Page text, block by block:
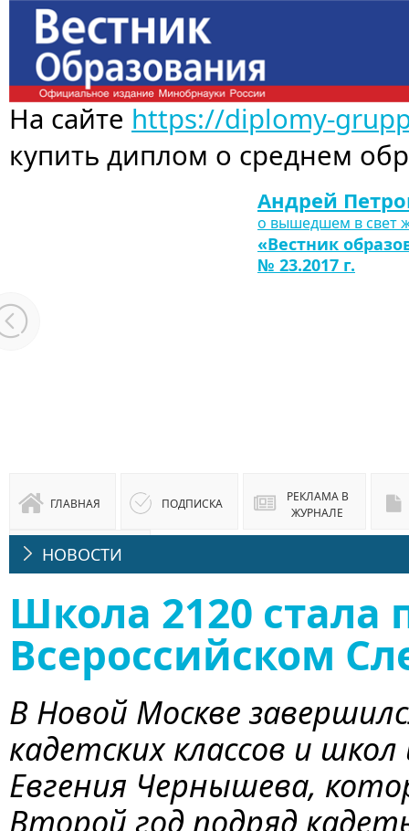
На сайте https://diplomy-
купить диплом о среднем
Андрей
о вышедшем в свет
«Вестник
№ 23.2017 г.
ГЛАВНАЯ ПОДПИСКА
РЕКЛАМА В
ЖУРНАЛЕ
ЮРИДИЧЕСКАЯ
НОВОСТИ
Школа 2120 стала
Всероссийском
В Новой Москве
кадетских классов и
Евгения Чернышева,
Второй год подряд